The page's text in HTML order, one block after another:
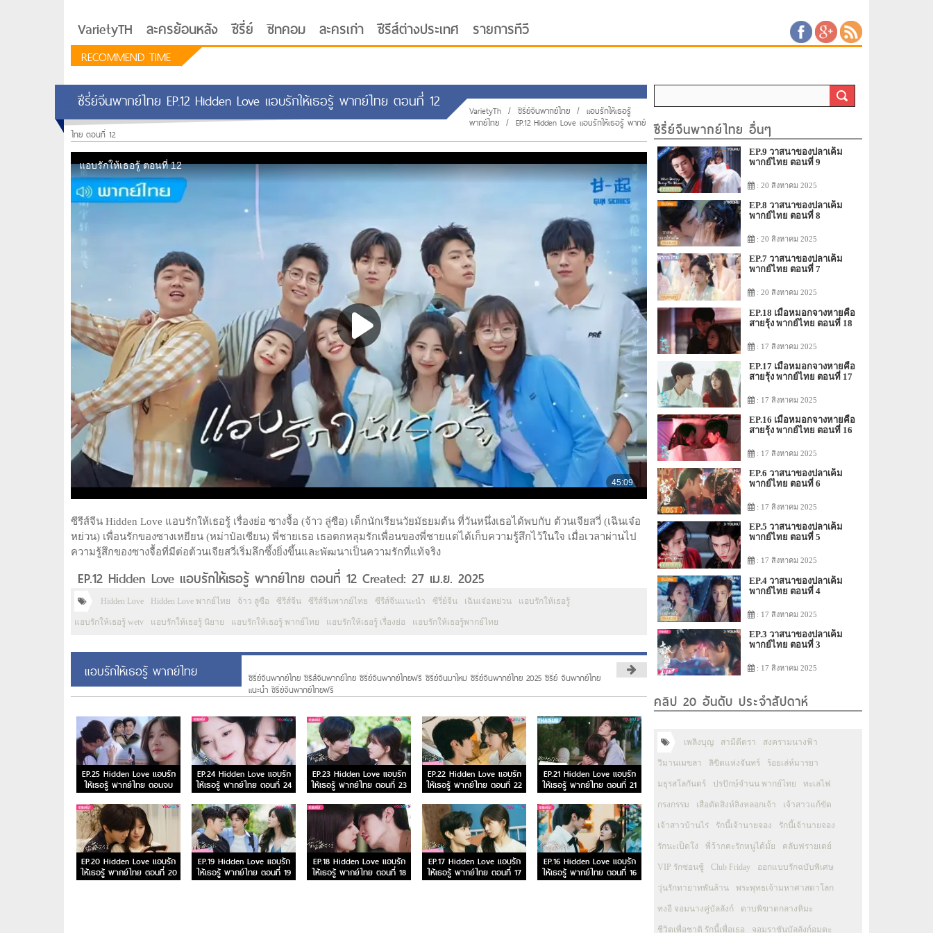
VarietyTH ละครย้อนหลัง ซีรี่ย์ ซิทคอม ละครเก่า ซีรีส์ต่างประเทศ รายการทีวี
RECOMMEND TIME
รักอยู่ประตูถัดไป
ซีรีย์เกาหลี Love Next Door ซับไทย
ซีรี่ย์จีนพากย์ไทย EP.12 Hidden Love แอบรักให้เธอรู้ พากย์ไทย ตอนที่ 12 VarietyTh / ซีรี่ย์จีนพากย์ไทย / แอบรักให้เธอรู้
พากย์ไทย / EP.12 Hidden Love แอบรักให้เธอรู้ พากย์
ไทย ตอนที่ 12
ซีรีส์จีน Hidden Love แอบรักให้เธอรู้ เรื่องย่อ ซางจื้อ (จ้าว ลู่ซือ) เด็กนักเรียนวัยมัธยมต้น ที่วันหนึ่งเธอได้พบกับ ต้วนเจียสวี่ (เฉินเจ๋อ
หย่วน) เพื่อนรักของซางเหยียน (หม่าป๋อเซียน) พี่ชายเธอ เธอตกหลุมรักเพื่อนของพี่ชายแต่ได้เก็บความรู้สึกไว้ในใจ เมื่อเวลาผ่านไป
ความรู้สึกของซางจื้อที่มีต่อต้วนเจียสวี่เริ่มลึกซึ้งยิ่งขึ้นและพัฒนาเป็นความรักที่แท้จริง
EP.12 Hidden Love แอบรักให้เธอรู้ พากย์ไทย ตอนที่ 12 Created: 27 เม.ย. 2025
Hidden Love Hidden Love พากย์ไทย จ้าว ลู่ซือ ซีรีส์จีน ซีรีส์จีนพากย์ไทย ซีรีส์จีนแนะนำ ซีรี่ย์จีน เฉินเจ๋อหย่วน แอบรักให้เธอรู้
แอบรักให้เธอรู้ wetv แอบรักให้เธอรู้ นิยาย แอบรักให้เธอรู้ พากย์ไทย แอบรักให้เธอรู้ เรื่องย่อ แอบรักให้เธอรู้พากย์ไทย
แอบรักให้เธอรู้ พากย์ไทย
ซีรี่ย์จีนพากย์ไทย ซีรีส์จีนพากย์ไทย ซีรี่ย์จีนพากย์ไทยฟรี ซีรี่ย์จีนมาใหม่ ซีรี่ย์จีนพากย์ไทย 2025 ซีรี่ย์ จีนพากย์ไทย
แนะนํา ซีรี่ย์จีนพากย์ไทยฟรี
EP.25 Hidden Love แอบรัก
ให้เธอรู้ พากย์ไทย ตอนจบ
EP.24 Hidden Love แอบรัก
ให้เธอรู้ พากย์ไทย ตอนที่ 24
EP.23 Hidden Love แอบรัก
ให้เธอรู้ พากย์ไทย ตอนที่ 23
EP.22 Hidden Love แอบรัก
ให้เธอรู้ พากย์ไทย ตอนที่ 22
EP.21 Hidden Love แอบรัก
ให้เธอรู้ พากย์ไทย ตอนที่ 21
EP.20 Hidden Love แอบรัก
ให้เธอรู้ พากย์ไทย ตอนที่ 20
EP.19 Hidden Love แอบรัก
ให้เธอรู้ พากย์ไทย ตอนที่ 19
EP.18 Hidden Love แอบรัก
ให้เธอรู้ พากย์ไทย ตอนที่ 18
EP.17 Hidden Love แอบรัก
ให้เธอรู้ พากย์ไทย ตอนที่ 17
EP.16 Hidden Love แอบรัก
ให้เธอรู้ พากย์ไทย ตอนที่ 16
ซีรี่ย์จีนพากย์ไทย อื่นๆ
EP.9 วาสนาของปลาเค็ม
พากย์ไทย ตอนที่ 9
: 20 สิงหาคม 2025
EP.8 วาสนาของปลาเค็ม
พากย์ไทย ตอนที่ 8
: 20 สิงหาคม 2025
EP.7 วาสนาของปลาเค็ม
พากย์ไทย ตอนที่ 7
: 20 สิงหาคม 2025
EP.18 เมื่อหมอกจางหายคือ
สายรุ้ง พากย์ไทย ตอนที่ 18
: 17 สิงหาคม 2025
EP.17 เมื่อหมอกจางหายคือ
สายรุ้ง พากย์ไทย ตอนที่ 17
: 17 สิงหาคม 2025
EP.16 เมื่อหมอกจางหายคือ
สายรุ้ง พากย์ไทย ตอนที่ 16
: 17 สิงหาคม 2025
EP.6 วาสนาของปลาเค็ม
พากย์ไทย ตอนที่ 6
: 17 สิงหาคม 2025
EP.5 วาสนาของปลาเค็ม
พากย์ไทย ตอนที่ 5
: 17 สิงหาคม 2025
EP.4 วาสนาของปลาเค็ม
พากย์ไทย ตอนที่ 4
: 17 สิงหาคม 2025
EP.3 วาสนาของปลาเค็ม
พากย์ไทย ตอนที่ 3
: 17 สิงหาคม 2025
คลิป 20 อันดับ ประจำสัปดาห์
เพลิงบุญ สามีตีตรา สงครามนางฟ้า
วิมานเมขลา ลิขิตแห่งจันทร์ ร้อยเล่ห์มารยา
มธุรสโลกันตร์ ปรปักษ์จำนน พากย์ไทย ทะเลไฟ
กรงกรรม เสือตัดสิงห์ลิงหลอกเจ้า เจ้าสาวแก้ขัด
เจ้าสาวบ้านไร่ รักนี้เจ้านายจอง รักนี้เจ้านายจอง
รักนะเป็ดโง่ พี่ว้ากคะรักหนูได้มั้ย คลับฟรายเดย์
VIP รักซ่อนชู้ Club Friday ออกแบบรักฉบับพิเศษ
วุ่นรักทายาทพันล้าน พระพุทธเจ้ามหาศาสดาโลก
ทงอี จอมนางคู่บัลลังก์ ดาบพิฆาตกลางหิมะ
ชีวิตเพื่อชาติ รักนี้เพื่อเธอ จอมราชันบัลลังก์อมตะ